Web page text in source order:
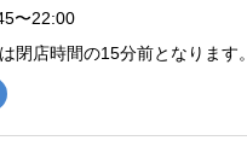
〜22:00
閉店時間の15分前となります。